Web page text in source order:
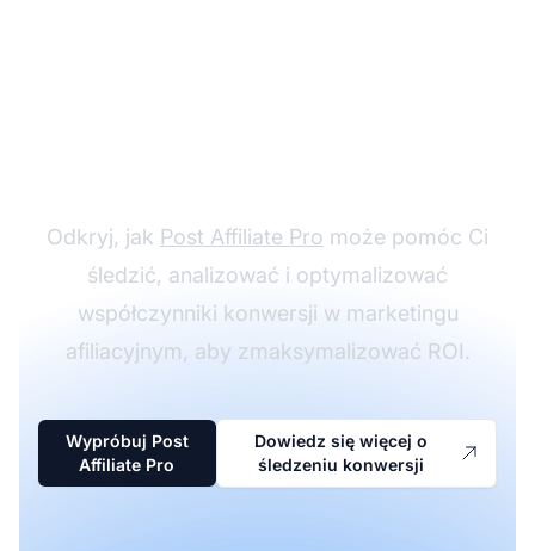
Odkryj, jak Post Affiliate Pro może pomóc Ci
śledzić, analizować i optymalizować
współczynniki konwersji w marketingu
afiliacyjnym, aby zmaksymalizować ROI.
Wypróbuj Post
Affiliate Pro
Dowiedz się więcej o
śledzeniu konwersji